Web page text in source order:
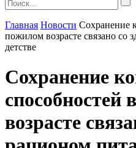
Главная Новости Сохранение
пожилом возрасте связано со
детстве
Сохранение
способностей
возрасте